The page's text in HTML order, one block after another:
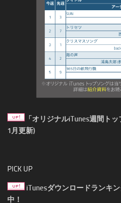
「オリジナルiTunes週間ト
1月更新)
PICK UP
iTunesダウンロードランキ
中！